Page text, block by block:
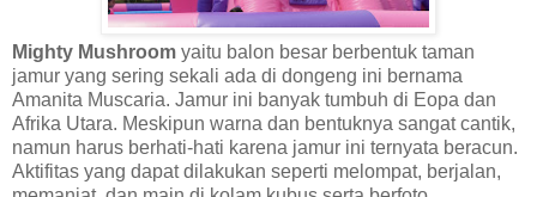
Mighty Mushroom yaitu balon besar berbentuk taman
jamur yang sering sekali ada di dongeng ini bernama
Amanita Muscaria. Jamur ini banyak tumbuh di Eopa dan
Afrika Utara. Meskipun warna dan bentuknya sangat cantik,
namun harus berhati-hati karena jamur ini ternyata beracun.
Aktifitas yang dapat dilakukan seperti melompat, berjalan,